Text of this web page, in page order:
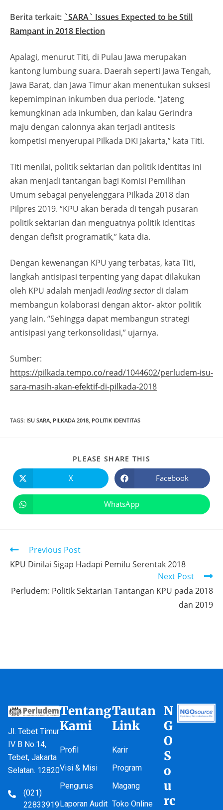
Berita terkait: `SARA` Issues Expected to be Still
Rampant in 2018 Election
Apalagi, menurut Titi, di Pulau Jawa merupakan
kantong lumbung suara. Daerah seperti Jawa Tengah,
Jawa Barat, dan Jawa Timur akan menentukan suksesi
kepemimpinan inkumben dua periode. “Jateng
kemungkinan ada inkumben, dan kalau Gerindra
maju dengan calonnya akan terjadi antitesis
kompetisi menyerupai Pilkada DKI Jakarta,” kata Titi.
Titi menilai, politik sektarian dan politik identitas ini
akan menjadi tantangan bagi Komisi Pemilihan
Umum sebagai penyelenggara Pilkada 2018 dan
Pilpres 2019. “KPU akan berada di tengah pusaran
politik sektarian dan menguatnya politik identitas
dengan defisit programatik,” kata dia.
Dengan kewenangan KPU yang terbatas, kata Titi,
langkah antisipasi terpenting yang dapat dilakukan
oleh KPU adalah menjadi leading sectordi dalam
membangun kolaborasi dengan aktor- aktor politik
yang lain. “Sehingga dapat membangun strategi
antisipasi yang terkonsolidasi,” ujarnya.
Sumber:
https://pilkada.tempo.co/read/1044602/perludem-isu-
sara-masih-akan-efektif-di-pilkada-2018
TAGS: ISU SARA PILKADA 2018 POLITIK IDENTITAS
PLEASE SHARE THIS
X Facebook
WhatsApp
Previous Post
KPU Dinilai Sigap Hadapi Pemilu Serentak 2018
Next Post
Perludem: Politik Sektarian Tantangan KPU pada 2018
dan 2019
Jl. Tebet Timur
IV B No.14,
Tebet, Jakarta
Selatan. 12820
(021)
22833919
Tentang
Kami
Profil
Visi & Misi
Pengurus
Laporan Audit
Tautan
Link
Karir
Program
Magang
Toko Online
N
G
O
S
o
u
rc